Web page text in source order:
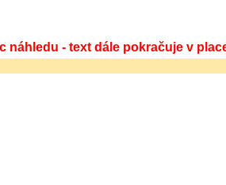
náhledu - text dále pokračuje v